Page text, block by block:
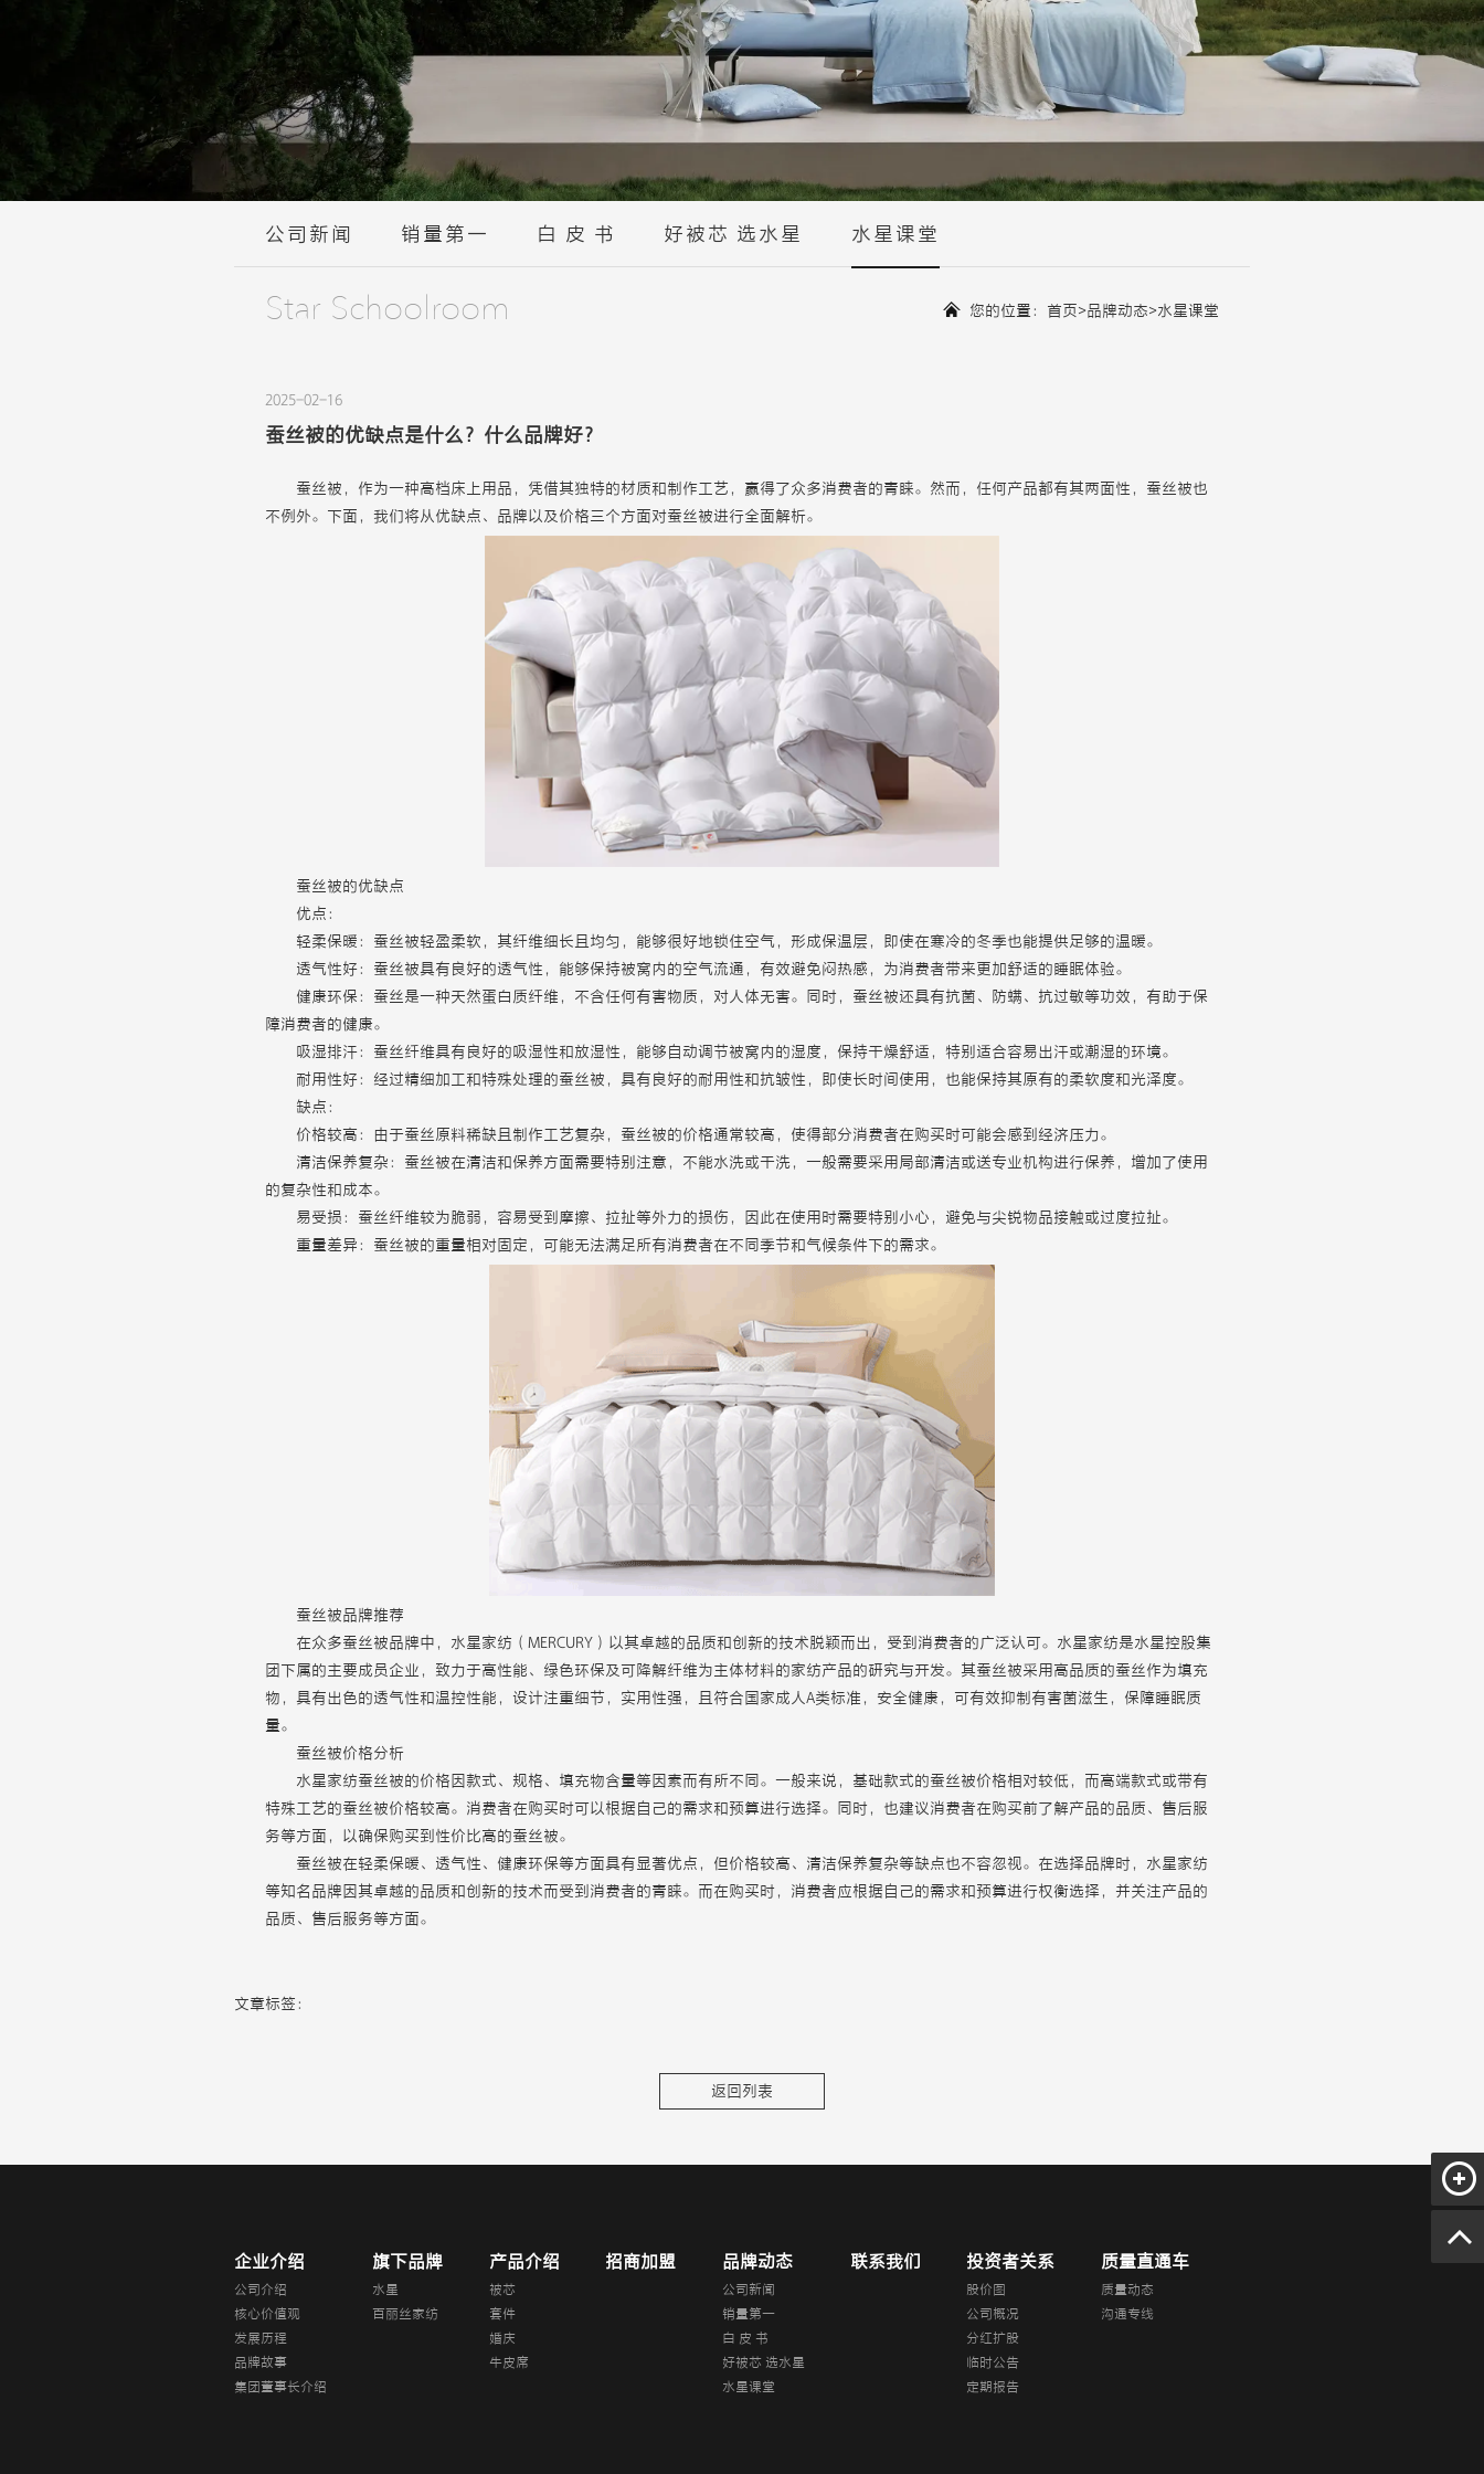
公司新闻 销量第一 白 皮 书 好被芯 选水星 水星课堂
您的位置： 首页 >品牌动态>水星课堂
Star Schoolroom
2025-02-16
蚕丝被的优缺点是什么？什么品牌好？
蚕丝被，作为一种高档床上用品，凭借其独特的材质和制作工艺，赢得了众多消费者的青睐。然而，任何产品都有其两面性，蚕丝被也
不例外。下面，我们将从优缺点、品牌以及价格三个方面对蚕丝被进行全面解析。
蚕丝被的优缺点
优点：
轻柔保暖：蚕丝被轻盈柔软，其纤维细长且均匀，能够很好地锁住空气，形成保温层，即使在寒冷的冬季也能提供足够的温暖。
透气性好：蚕丝被具有良好的透气性，能够保持被窝内的空气流通，有效避免闷热感，为消费者带来更加舒适的睡眠体验。
健康环保：蚕丝是一种天然蛋白质纤维，不含任何有害物质，对人体无害。同时，蚕丝被还具有抗菌、防螨、抗过敏等功效，有助于保
障消费者的健康。
吸湿排汗：蚕丝纤维具有良好的吸湿性和放湿性，能够自动调节被窝内的湿度，保持干燥舒适，特别适合容易出汗或潮湿的环境。
耐用性好：经过精细加工和特殊处理的蚕丝被，具有良好的耐用性和抗皱性，即使长时间使用，也能保持其原有的柔软度和光泽度。
缺点：
价格较高：由于蚕丝原料稀缺且制作工艺复杂，蚕丝被的价格通常较高，使得部分消费者在购买时可能会感到经济压力。
清洁保养复杂：蚕丝被在清洁和保养方面需要特别注意，不能水洗或干洗，一般需要采用局部清洁或送专业机构进行保养，增加了使用
的复杂性和成本。
易受损：蚕丝纤维较为脆弱，容易受到摩擦、拉扯等外力的损伤，因此在使用时需要特别小心，避免与尖锐物品接触或过度拉扯。
重量差异：蚕丝被的重量相对固定，可能无法满足所有消费者在不同季节和气候条件下的需求。
蚕丝被品牌推荐
在众多蚕丝被品牌中，水星家纺（MERCURY）以其卓越的品质和创新的技术脱颖而出，受到消费者的广泛认可。水星家纺是水星控股集
团下属的主要成员企业，致力于高性能、绿色环保及可降解纤维为主体材料的家纺产品的研究与开发。其蚕丝被采用高品质的蚕丝作为填充
物，具有出色的透气性和温控性能，设计注重细节，实用性强，且符合国家成人A类标准，安全健康，可有效抑制有害菌滋生，保障睡眠质
量。
蚕丝被价格分析
水星家纺蚕丝被的价格因款式、规格、填充物含量等因素而有所不同。一般来说，基础款式的蚕丝被价格相对较低，而高端款式或带有
特殊工艺的蚕丝被价格较高。消费者在购买时可以根据自己的需求和预算进行选择。同时，也建议消费者在购买前了解产品的品质、售后服
务等方面，以确保购买到性价比高的蚕丝被。
蚕丝被在轻柔保暖、透气性、健康环保等方面具有显著优点，但价格较高、清洁保养复杂等缺点也不容忽视。在选择品牌时，水星家纺
等知名品牌因其卓越的品质和创新的技术而受到消费者的青睐。而在购买时，消费者应根据自己的需求和预算进行权衡选择，并关注产品的
品质、售后服务等方面。
文章标签：
返回列表
企业介绍
公司介绍
核心价值观
发展历程
品牌故事
集团董事长介绍
旗下品牌
水星
百丽丝家纺
产品介绍
被芯
套件
婚庆
牛皮席
招商加盟 品牌动态
公司新闻
销量第一
白 皮 书
好被芯 选水星
水星课堂
联系我们 投资者关系
股价图
公司概况
分红扩股
临时公告
定期报告
质量直通车
质量动态
沟通专线